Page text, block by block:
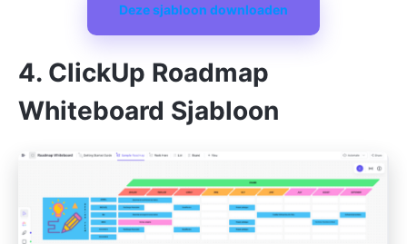
Deze sjabloon downloaden
4. ClickUp Roadmap
Whiteboard Sjabloon